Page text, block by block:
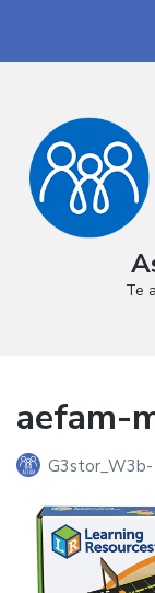
Te
aefam-
G3stor_W3b-